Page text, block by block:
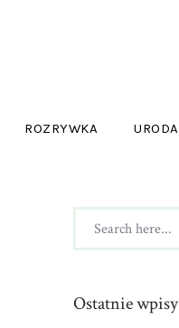
ROZRYWKA URODA
Ostatnie wpisy